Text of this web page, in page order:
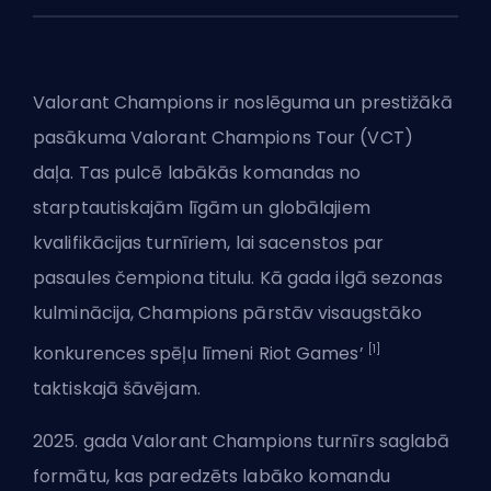
Valorant Champions ir noslēguma un prestižākā
pasākuma Valorant Champions Tour (VCT)
daļa. Tas pulcē labākās komandas no
starptautiskajām līgām un globālajiem
kvalifikācijas turnīriem, lai sacenstos par
pasaules čempiona titulu. Kā gada ilgā sezonas
kulminācija, Champions pārstāv visaugstāko
konkurences spēļu līmeni Riot Games’ [1]
taktiskajā šāvējam.
2025. gada Valorant Champions turnīrs saglabā
formātu, kas paredzēts labāko komandu